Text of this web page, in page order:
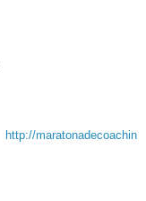
http://maratonadecoachin